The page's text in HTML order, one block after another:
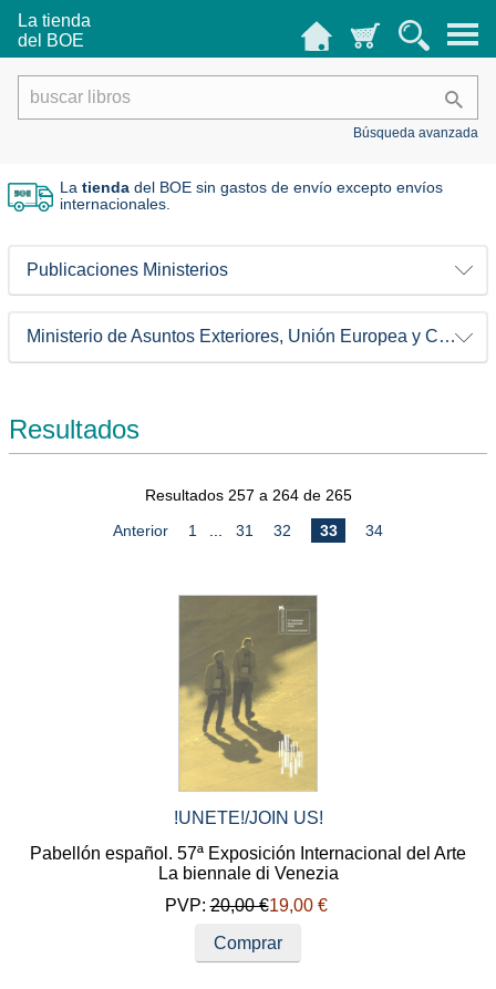
La tienda
del BOE
Búsqueda avanzada
Latienda del BOE sin gastos de envío excepto envíos
internacionales.
Publicaciones Ministerios
Ministerio de Asuntos Exteriores, Unión Europea y Cooperación
Resultados
Resultados 257 a 264 de 265
Anterior 1 31 32 33 34
!UNETE!/JOIN US!
Pabellón español. 57ª Exposición Internacional del Arte
La biennale di Venezia
PVP:20,00 €19,00 €
Comprar